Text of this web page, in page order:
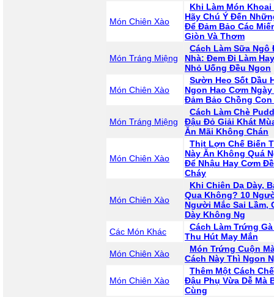
Món Chiên Xào
Khi Làm Món Khoai
Hãy Chú Ý Đến
Để Đảm Bảo Các
Giòn Và Thơm
Món Tráng Miệng
Cách Làm Sữa Ngô
Nhà: Đem Đi Làm
Nhỏ Uống Đều Ngon
Món Chiên Xào
Sườn Heo Sốt Dầu
Ngon Hao Cơm
Đảm Bảo Chồng
Món Tráng Miệng
Cách Làm Chè
Đậu Đỏ Giải Khát
Ăn Mãi Không Chán
Món Chiên Xào
Thịt Lợn Chế Biến
Này Ăn Không Quá
Để Nhậu Hay Cơm
Cháy
Món Chiên Xào
Khi Chiên Dạ Dày,
Qua Không? 10
Người Mắc Sai Lầm,
Dày Không Ng
Các Món Khác
Cách Làm Trứng
Thu Hút May Mắn
Món Chiên Xào
Món Trứng Cuộn
Cách Này Thì Ngon
Món Chiên Xào
Thêm Một Cách
Đậu Phụ Vừa Dễ Mà
Cùng